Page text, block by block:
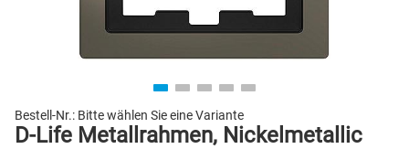
Bestell-Nr.: Bitte wählen Sie eine Variante
D-Life Metallrahmen, Nickelmetallic